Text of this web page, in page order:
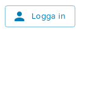
Logga in